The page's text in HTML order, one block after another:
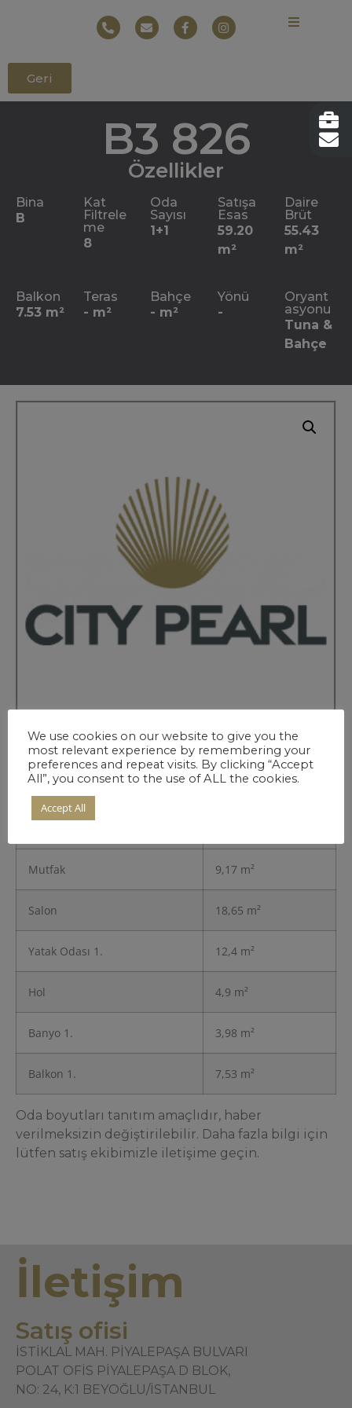
Geri
B3 826
Özellikler
Bina
B
Kat
Filtrele
me
8
Oda
Sayısı
1+1
Satışa
Esas
59.20
m²
Daire
Brüt
55.43
m²
Balkon
7.53 m²
Teras
- m²
Bahçe
- m²
Yönü
-
Oryant
asyonu
​​Tuna &
Bahçe
Daire detayları
Mutfak 9,17 m²
Salon 18,65 m²
Yatak Odası 1. 12,4 m²
Hol 4,9 m²
Banyo 1. 3,98 m²
Balkon 1. 7,53 m²
Oda boyutları tanıtım amaçlıdır, haber
verilmeksizin değiştirilebilir. Daha fazla bilgi için
lütfen satış ekibimizle iletişime geçin.
İletişim
Satış ofisi
İSTİKLAL MAH. PİYALEPAŞA BULVARI
POLAT OFİS PİYALEPAŞA D BLOK,
NO: 24, K:1 BEYOĞLU/İSTANBUL
We use cookies on our website to give you the
most relevant experience by remembering your
preferences and repeat visits. By clicking “Accept
All”, you consent to the use of ALL the cookies.
Accept All